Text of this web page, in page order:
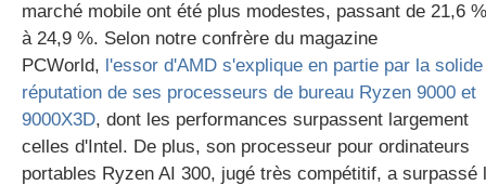
marché mobile ont été plus modestes, passant de 21,6 %
à 24,9 %. Selon notre confrère du magazine
PCWorld, l'essor d'AMD s'explique en partie par la solide
réputation de ses processeurs de bureau Ryzen 9000 et
9000X3D, dont les performances surpassent largement
celles d'Intel. De plus, son processeur pour ordinateurs
portables Ryzen AI 300, jugé très compétitif, a surpassé